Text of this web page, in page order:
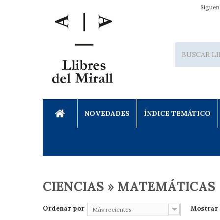
NOVEDADES ÍNDICE TEMÁTICO
CIENCIAS » MATEMÁTICAS
Ordenar por Más recientes Mostrar